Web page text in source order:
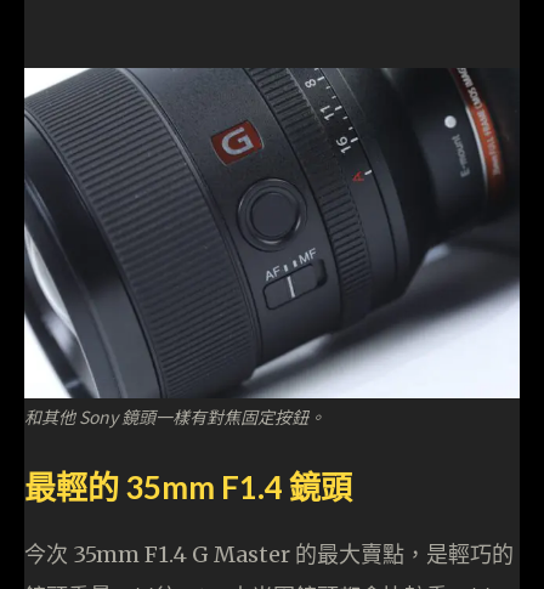
和其他 Sony 鏡頭一樣有對焦固定按鈕。
最輕的 35mm F1.4 鏡頭
今次 35mm F1.4 G Master 的最大賣點，是輕巧的